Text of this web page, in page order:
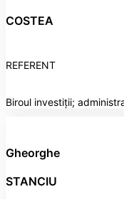
COSTEA
REFERENT
Biroul investiții;
Gheorghe
STANCIU